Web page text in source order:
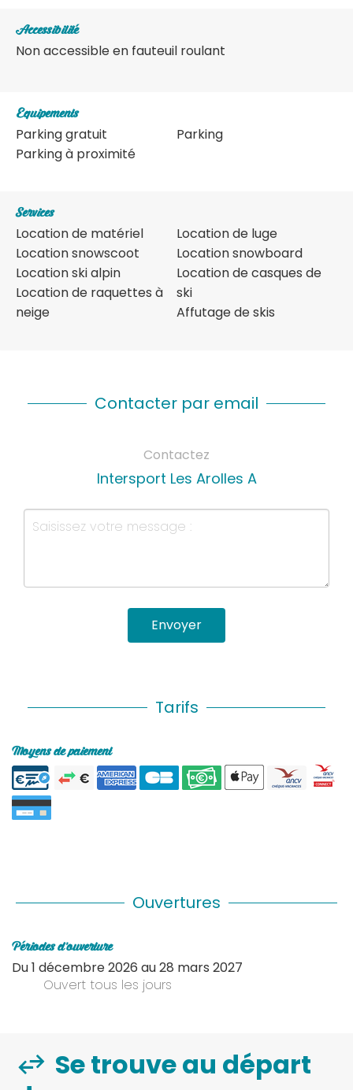
Accessibilité
Non accessible en fauteuil roulant
Equipements
Parking gratuit
Parking à proximité
Parking
Services
Location de matériel
Location snowscoot
Location ski alpin
Location de raquettes à
neige
Location de luge
Location snowboard
Location de casques de
ski
Affutage de skis
Contacter par email
Contactez
Intersport Les Arolles A
Envoyer
Tarifs
Moyens de paiement
Ouvertures
Périodes d'ouverture
Du1 décembre 2026 au28 mars 2027
Ouvert tous les jours
Se trouve au départ